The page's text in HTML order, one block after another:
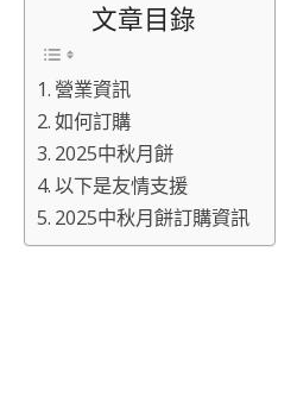
文章目錄
營業資訊
如何訂購
2025中秋月餅
以下是友情支援
2025中秋月餅訂購資訊